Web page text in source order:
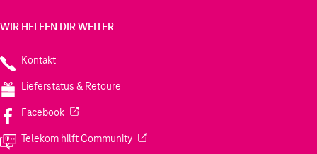
WIR HELFEN DIR WEITER
Kontakt
Lieferstatus & Retoure
Facebook(Wird in einem neuen Tab geöffnet)
Telekom hilft Community(Wird in einem neuen Tab geöffnet)